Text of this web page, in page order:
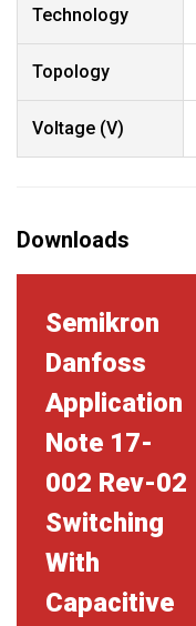
Technology
Topology
Voltage (V)
Semikron
Danfoss
Application
Note 17-
002 Rev-02
Switching
With
Capacitive